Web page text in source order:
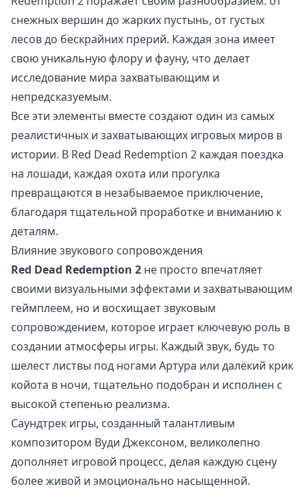
снежных вершин до жарких пустынь, от густых
лесов до бескрайних прерий. Каждая зона имеет
свою уникальную флору и фауну, что делает
исследование мира захватывающим и
непредсказуемым.
Все эти элементы вместе создают один из самых
реалистичных и захватывающих игровых миров в
истории. В Red Dead Redemption 2 каждая поездка
на лошади, каждая охота или прогулка
превращаются в незабываемое приключение,
благодаря тщательной проработке и вниманию к
деталям.
Влияние звукового сопровождения
Red Dead Redemption 2 не просто впечатляет
своими визуальными эффектами и захватывающим
геймплеем, но и восхищает звуковым
сопровождением, которое играет ключевую роль в
создании атмосферы игры. Каждый звук, будь то
шелест листвы под ногами Артура или далёкий крик
койота в ночи, тщательно подобран и исполнен с
высокой степенью реализма.
Саундтрек игры, созданный талантливым
композитором Вуди Джексоном, великолепно
дополняет игровой процесс, делая каждую сцену
более живой и эмоционально насыщенной.